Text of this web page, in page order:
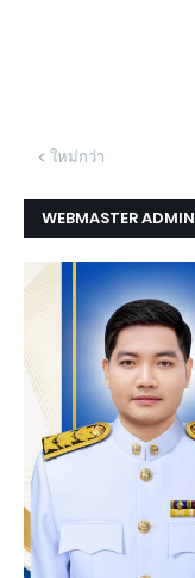
ใหม่กว่า
WEBMASTER ADMIN